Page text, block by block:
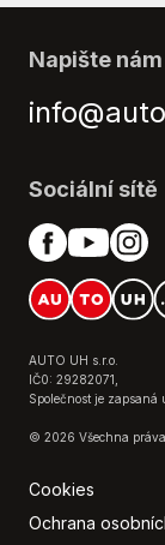
AUTO UH s.r.o.
IČ0: 29282071,
Společnost je
© 2026 Všechna
Cookies
Ochrana
Napište nám
Sociální sítě